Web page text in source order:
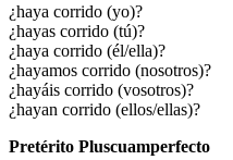
¿haya corrido (yo)?
¿hayas corrido (tú)?
¿haya corrido (él/ella)?
¿hayamos corrido (nosotros)?
¿hayáis corrido (vosotros)?
¿hayan corrido (ellos/ellas)?
Pretérito Pluscuamperfecto